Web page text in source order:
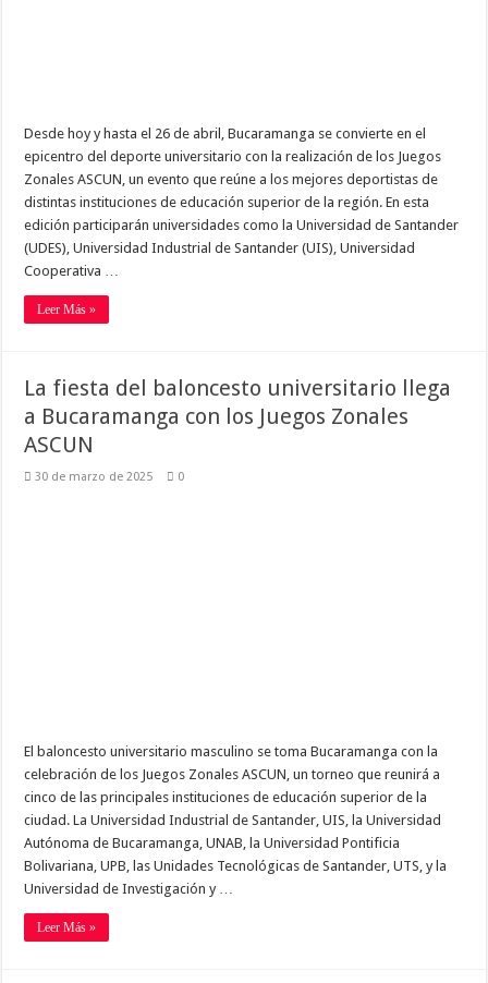
Desde hoy y hasta el 26 de abril, Bucaramanga se convierte en el
epicentro del deporte universitario con la realización de los Juegos
Zonales ASCUN, un evento que reúne a los mejores deportistas de
distintas instituciones de educación superior de la región. En esta
edición participarán universidades como la Universidad de Santander
(UDES), Universidad Industrial de Santander (UIS), Universidad
Cooperativa …
Leer Más »
La fiesta del baloncesto universitario llega
a Bucaramanga con los Juegos Zonales
ASCUN
30 de marzo de 2025 0
El baloncesto universitario masculino se toma Bucaramanga con la
celebración de los Juegos Zonales ASCUN, un torneo que reunirá a
cinco de las principales instituciones de educación superior de la
ciudad. La Universidad Industrial de Santander, UIS, la Universidad
Autónoma de Bucaramanga, UNAB, la Universidad Pontificia
Bolivariana, UPB, las Unidades Tecnológicas de Santander, UTS, y la
Universidad de Investigación y …
Leer Más »